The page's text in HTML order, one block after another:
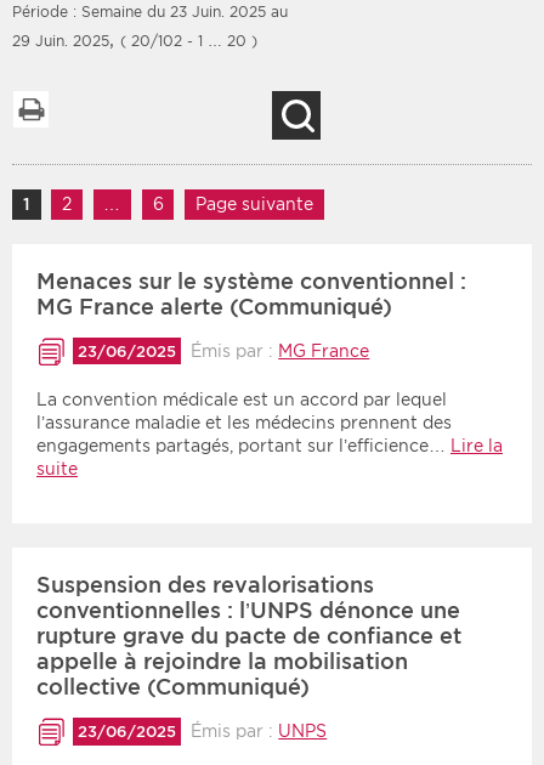
prochains jours
Communiqués des 10
derniers jours
Rendez-vous
Les deux
Secteur
Protection sociale
Sanitaire
Zone géographique
Choisir une zone
Période
Choisir une date de débutChoisir une date de fin
Tri
Chronologique
Inversé
Période : Semaine du 23 Juin. 2025 au
29 Juin. 2025, ( 20/102 - 1 … 20 )
Navigation des articles
Page
1 Page
2 Page
6 Page suivante
Menaces sur le système conventionnel :
MG France alerte (Communiqué)
23/06/2025 Émis par : MG France
La convention médicale est un accord par lequel
l’assurance maladie et les médecins prennent des
engagements partagés, portant sur l’efficience… Lire la
suite
Suspension des revalorisations
conventionnelles : l’UNPS dénonce une
rupture grave du pacte de confiance et
appelle à rejoindre la mobilisation
collective (Communiqué)
23/06/2025 Émis par : UNPS